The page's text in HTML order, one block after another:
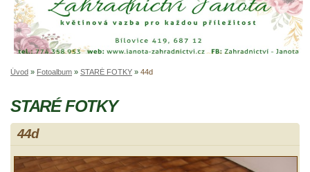
Úvod » Fotoalbum » STARÉ FOTKY » 44d
STARÉ FOTKY
44d